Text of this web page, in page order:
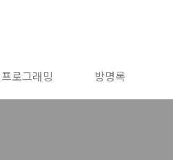
프로그래밍 방명록